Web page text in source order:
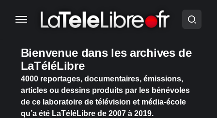
Bienvenue dans les archives de
LaTéléLibre
4000 reportages, documentaires, émissions,
articles ou dessins produits par les bénévoles
de ce laboratoire de télévision et média-école
qu’a été LaTéléLibre de 2007 à 2019.